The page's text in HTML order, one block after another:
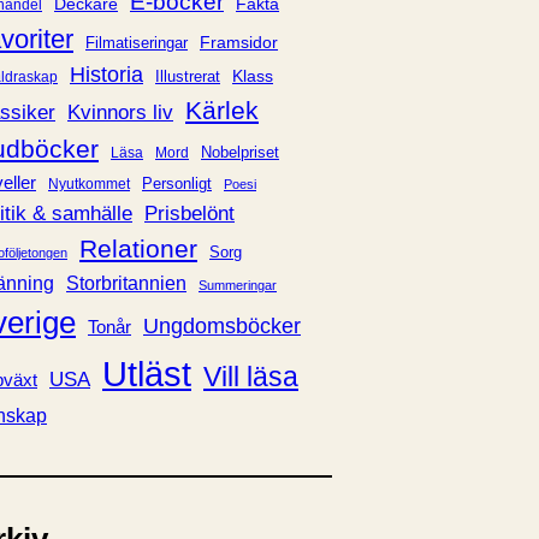
Filmatiseringar Framsidor
Historia Illustrerat Klass
Kvinnors liv Kärlek
Läsa Mord Nobelpriset
Nyutkommet Personligt Poesi
& samhälle Prisbelönt
Relationer Sorg
Storbritannien Summeringar
Tonår Ungdomsböcker
USA Utläst Vill läsa